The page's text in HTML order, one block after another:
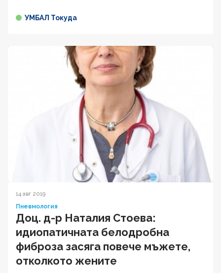
УМБАЛ Токуда
14 авг 2019
Пневмология
Доц. д-р Наталия Стоева:
идиопатичната белодробна
фиброза засяга повече мъжете,
отколкото жените